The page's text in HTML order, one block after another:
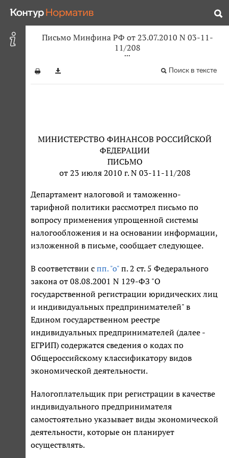
Письмо Минфина РФ от 23.07.2010 N 03-11-
11/208
Поиск в тексте
МИНИСТЕРСТВО ФИНАНСОВ РОССИЙСКОЙ
ФЕДЕРАЦИИ
ПИСЬМО
от 23 июля 2010 г. N 03-11-11/208
Департамент налоговой и таможенно-
тарифной политики рассмотрел письмо по
вопросу применения упрощенной системы
налогообложения и на основании информации,
изложенной в письме, сообщает следующее.
В соответствии с пп. "о" п. 2 ст. 5 Федерального
закона от 08.08.2001 N 129-ФЗ "О
государственной регистрации юридических лиц
и индивидуальных предпринимателей" в
Едином государственном реестре
индивидуальных предпринимателей (далее -
ЕГРИП) содержатся сведения о кодах по
Общероссийскому классификатору видов
экономической деятельности.
Налогоплательщик при регистрации в качестве
индивидуального предпринимателя
самостоятельно указывает виды экономической
деятельности, которые он планирует
осуществлять.